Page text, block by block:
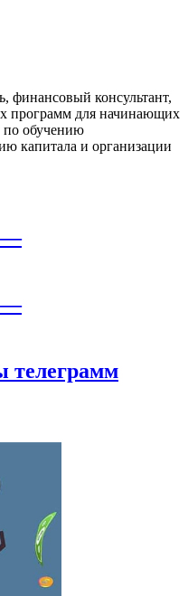
финансовый консультант,
программ для начинающих
по обучению
капитала и организации
—
—
телеграмм